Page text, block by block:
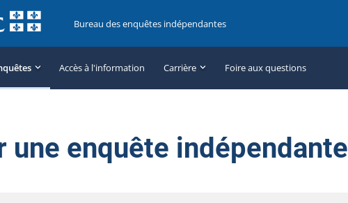
Bureau des enquêtes indépendantes
Accès à l'information Carrière Foire aux questions
une enquête indépendante